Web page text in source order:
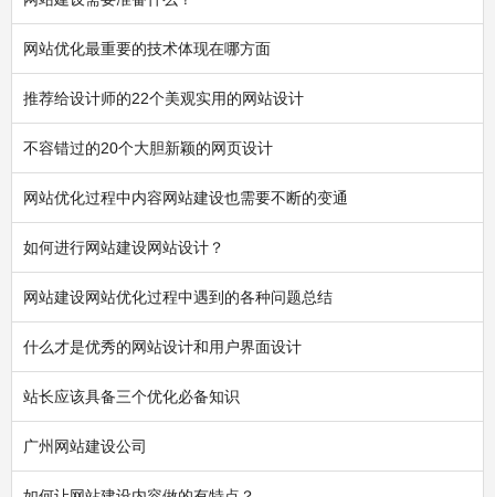
网站优化最重要的技术体现在哪方面
推荐给设计师的22个美观实用的网站设计
不容错过的20个大胆新颖的网页设计
网站优化过程中内容网站建设也需要不断的变通
如何进行网站建设网站设计？
网站建设网站优化过程中遇到的各种问题总结
什么才是优秀的网站设计和用户界面设计
站长应该具备三个优化必备知识
广州网站建设公司